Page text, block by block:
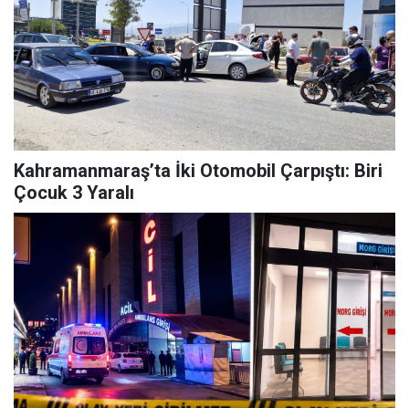
Kahramanmaraş’ta İki Otomobil Çarpıştı: Biri
Çocuk 3 Yaralı